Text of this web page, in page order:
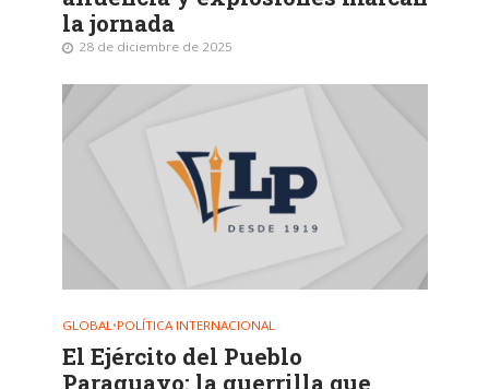
la jornada
28 de diciembre de 2025
GLOBAL •POLÍTICA INTERNACIONAL
El Ejército del Pueblo
Paraguayo: la guerrilla que